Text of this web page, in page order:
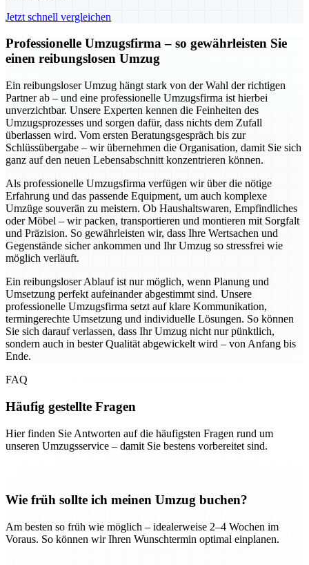
Jetzt schnell vergleichen
Professionelle Umzugsfirma – so gewährleisten Sie
einen reibungslosen Umzug
Ein reibungsloser Umzug hängt stark von der Wahl der richtigen
Partner ab – und eine professionelle Umzugsfirma ist hierbei
unverzichtbar. Unsere Experten kennen die Feinheiten des
Umzugsprozesses und sorgen dafür, dass nichts dem Zufall
überlassen wird. Vom ersten Beratungsgespräch bis zur
Schlüssübergabe – wir übernehmen die Organisation, damit Sie sich
ganz auf den neuen Lebensabschnitt konzentrieren können.
Als professionelle Umzugsfirma verfügen wir über die nötige
Erfahrung und das passende Equipment, um auch komplexe
Umzüge souverän zu meistern. Ob Haushaltswaren, Empfindliches
oder Möbel – wir packen, transportieren und montieren mit Sorgfalt
und Präzision. So gewährleisten wir, dass Ihre Wertsachen und
Gegenstände sicher ankommen und Ihr Umzug so stressfrei wie
möglich verläuft.
Ein reibungsloser Ablauf ist nur möglich, wenn Planung und
Umsetzung perfekt aufeinander abgestimmt sind. Unsere
professionelle Umzugsfirma setzt auf klare Kommunikation,
termingerechte Umsetzung und individuelle Lösungen. So können
Sie sich darauf verlassen, dass Ihr Umzug nicht nur pünktlich,
sondern auch in bester Qualität abgewickelt wird – von Anfang bis
Ende.
FAQ
Häufig gestellte Fragen
Hier finden Sie Antworten auf die häufigsten Fragen rund um
unseren Umzugsservice – damit Sie bestens vorbereitet sind.
Wie früh sollte ich meinen Umzug buchen?
Am besten so früh wie möglich – idealerweise 2–4 Wochen im
Voraus. So können wir Ihren Wunschtermin optimal einplanen.